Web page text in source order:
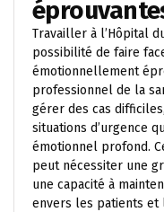
Travailler à l’Hôpital
possibilité de faire
émotionnellement
professionnel de la
gérer des cas
situations d’urgence
émotionnel profond.
peut nécessiter une
une capacité à
envers les patients et